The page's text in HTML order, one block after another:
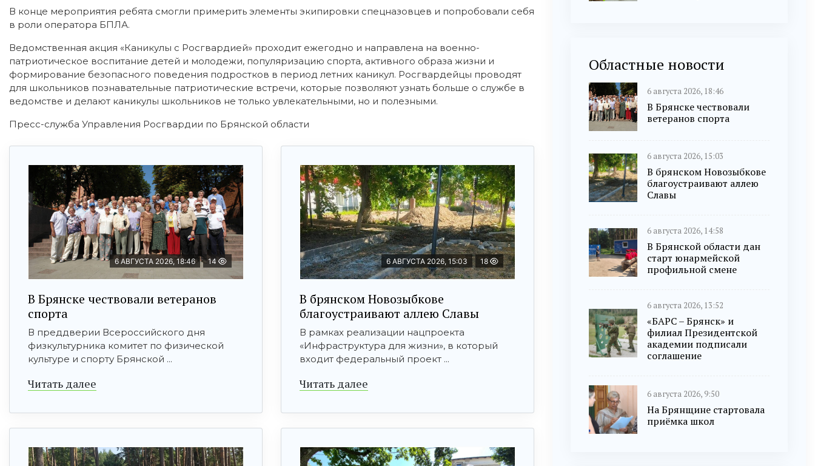
В конце мероприятия ребята смогли примерить элементы экипировки спецназовцев и попробовали себя
в роли оператора БПЛА.
Ведомственная акция «Каникулы с Росгвардией» проходит ежегодно и направлена на военно-
патриотическое воспитание детей и молодежи, популяризацию спорта, активного образа жизни и
формирование безопасного поведения подростков в период летних каникул. Росгвардейцы проводят
для школьников познавательные патриотические встречи, которые позволяют узнать больше о службе в
ведомстве и делают каникулы школьников не только увлекательными, но и полезными.
Пресс-служба Управления Росгвардии по Брянской области
6 АВГУСТА 2026, 18:46 14
В Брянске чествовали ветеранов
спорта
В преддверии Всероссийского дня
физкультурника комитет по физической
культуре и спорту Брянской ...
Читать далее
6 АВГУСТА 2026, 15:03 18
В брянском Новозыбкове
благоустраивают аллею Славы
В рамках реализации нацпроекта
«Инфраструктура для жизни», в который
входит федеральный проект ...
Читать далее
Областные новости
6 августа 2026, 18:46
В Брянске чествовали
ветеранов спорта
6 августа 2026, 15:03
В брянском Новозыбкове
благоустраивают аллею
Славы
6 августа 2026, 14:58
В Брянской области дан
старт юнармейской
профильной смене
6 августа 2026, 13:52
«БАРС – Брянск» и
филиал Президентской
академии подписали
соглашение
6 августа 2026, 9:50
На Брянщине стартовала
приёмка школ